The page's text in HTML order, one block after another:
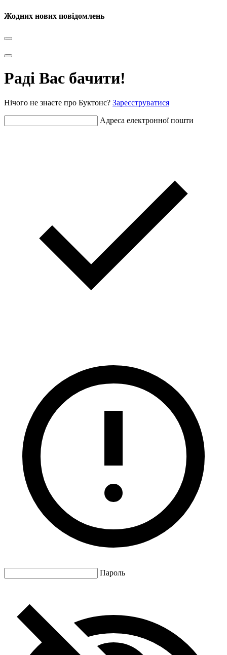
Жодних нових повідомлень
Раді Вас бачити!
Нічого не знаєте про Буктонс? Зареєструватися
Адреса електронної пошти
Пароль